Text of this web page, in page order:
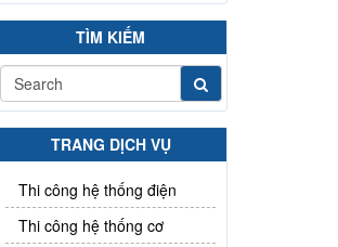
TÌM KIẾM
TRANG DỊCH VỤ
Thi công hệ thống điện
Thi công hệ thống cơ